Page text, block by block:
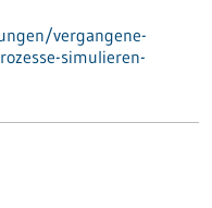
vergangene-
simulieren-